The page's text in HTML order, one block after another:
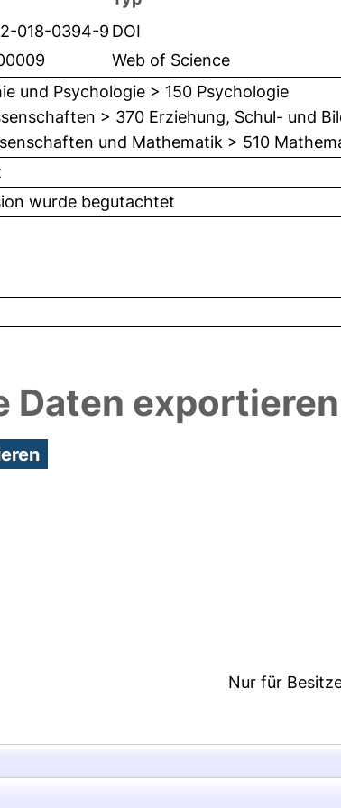
018-0394-9 DOI
Web of Science
und Psychologie > 150 Psychologie
> 370 Erziehung, Schul- und
und Mathematik > 510
wurde begutachtet
Daten exportieren
Nur für